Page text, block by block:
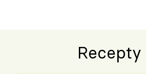
Recepty